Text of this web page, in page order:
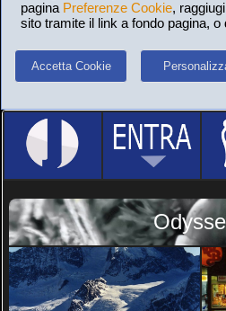
pagina Preferenze Cookie,
sito tramite il link a fondo pagina,
Accetta Cookie